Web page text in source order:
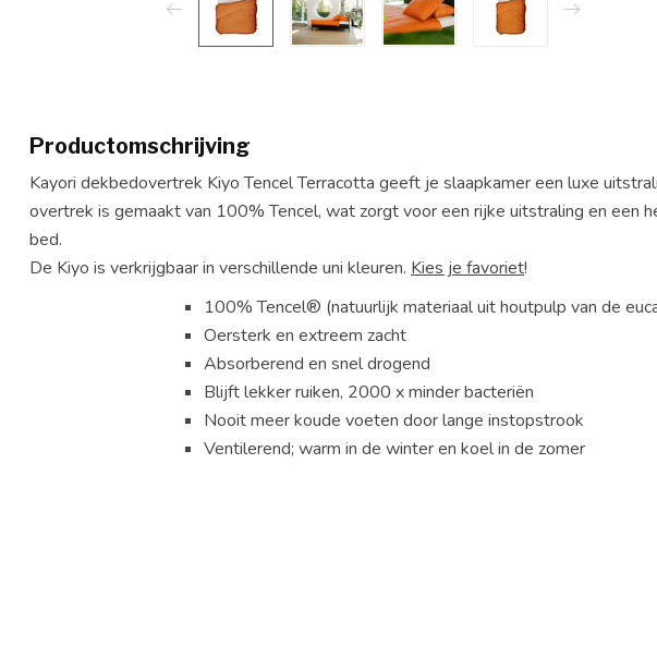
Productomschrijving
Kayori dekbedovertrek Kiyo Tencel Terracotta geeft je slaapkamer een luxe
overtrek is gemaakt van 100% Tencel, wat zorgt voor een rijke uitstraling en een
bed.
De Kiyo is verkrijgbaar in verschillende uni kleuren. Kies je favoriet!
100% Tencel® (natuurlijk materiaal uit houtpulp van de
Oersterk en extreem zacht
Absorberend en snel drogend
Blijft lekker ruiken, 2000 x minder bacteriën
Nooit meer koude voeten door lange instopstrook
Ventilerend; warm in de winter en koel in de zomer